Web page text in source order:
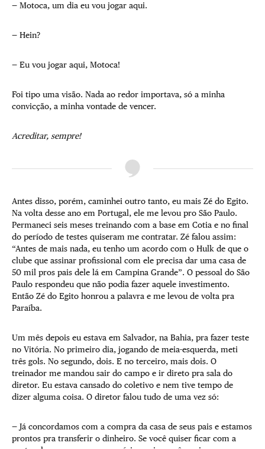
— Motoca, um dia eu vou jogar aqui.
— Hein?
— Eu vou jogar aqui, Motoca!
Foi tipo uma visão. Nada ao redor importava, só a minha
convicção, a minha vontade de vencer.
Acreditar, sempre!
Antes disso, porém, caminhei outro tanto, eu mais Zé do Egito.
Na volta desse ano em Portugal, ele me levou pro São Paulo.
Permaneci seis meses treinando com a base em Cotia e no final
do período de testes quiseram me contratar. Zé falou assim:
“Antes de mais nada, eu tenho um acordo com o Hulk de que o
clube que assinar profissional com ele precisa dar uma casa de
50 mil pros pais dele lá em Campina Grande”. O pessoal do São
Paulo respondeu que não podia fazer aquele investimento.
Então Zé do Egito honrou a palavra e me levou de volta pra
Paraíba.
Um mês depois eu estava em Salvador, na Bahia, pra fazer teste
no Vitória. No primeiro dia, jogando de meia-esquerda, meti
três gols. No segundo, dois. E no terceiro, mais dois. O
treinador me mandou sair do campo e ir direto pra sala do
diretor. Eu estava cansado do coletivo e nem tive tempo de
dizer alguma coisa. O diretor falou tudo de uma vez só:
— Já concordamos com a compra da casa de seus pais e estamos
prontos pra transferir o dinheiro. Se você quiser ficar com a